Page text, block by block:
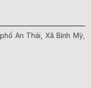
An Thái, Xã Bình Mỹ,